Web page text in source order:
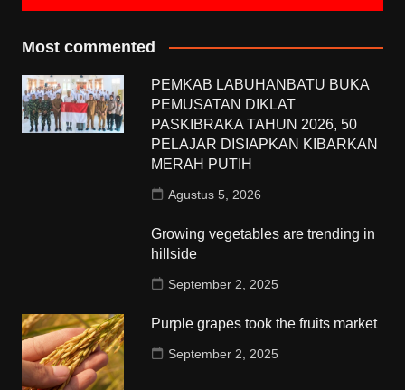
Most commented
PEMKAB LABUHANBATU BUKA
PEMUSATAN DIKLAT
PASKIBRAKA TAHUN 2026, 50
PELAJAR DISIAPKAN KIBARKAN
MERAH PUTIH
Agustus 5, 2026
Growing vegetables are trending in
hillside
September 2, 2025
Purple grapes took the fruits market
September 2, 2025